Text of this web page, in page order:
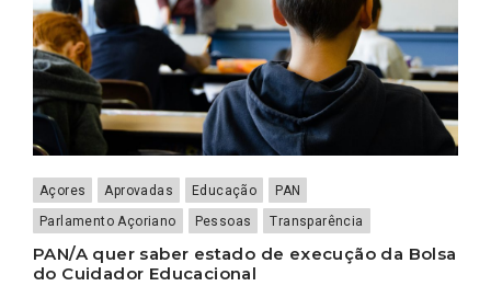
Açores Aprovadas Educação
PAN
Parlamento Açoriano
Pessoas Transparência
PAN/A quer saber estado de execução da Bolsa
do Cuidador Educacional